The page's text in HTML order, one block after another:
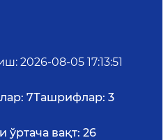
: 2026-08-05 17:13:51
7Ташрифлар: 3
ўртача вақт: 26